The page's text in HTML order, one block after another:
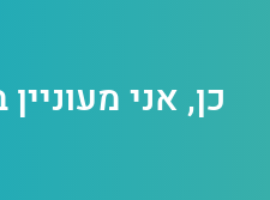
כן, אני